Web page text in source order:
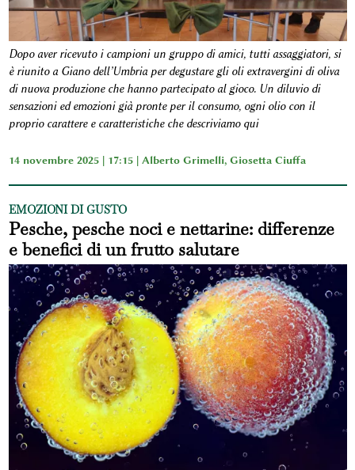
Dopo aver ricevuto i campioni un gruppo di amici, tutti assaggiatori, si
è riunito a Giano dell’Umbria per degustare gli oli extravergini di oliva
di nuova produzione che hanno partecipato al gioco. Un diluvio di
sensazioni ed emozioni già pronte per il consumo, ogni olio con il
proprio carattere e caratteristiche che descriviamo qui
14 novembre 2025 | 17:15 | Alberto Grimelli, Giosetta Ciuffa
EMOZIONI DI GUSTO
Pesche, pesche noci e nettarine: differenze
e benefici di un frutto salutare